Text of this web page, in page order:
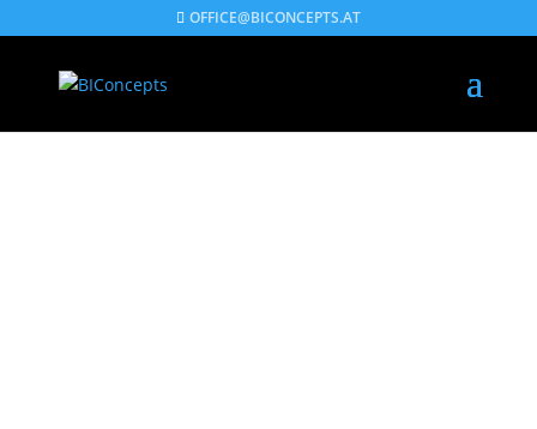
OFFICE@BICONCEPTS.AT